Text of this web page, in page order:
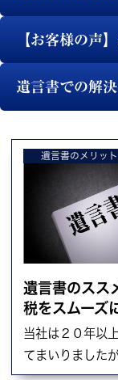
【お客様の声
遺言書での解
遺言書のメリッ
遺言書のスス
税をスムーズ
当社は２０年以
てまいりました